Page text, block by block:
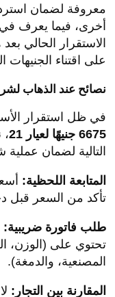
معروفة لضمان
أخرى، فيما يعرف
على اقتناء الجنيهات
نصائح عند الذهاب
في ظل استقرار
6675 جنيهًا لعيار 21
،
التالية لضمان
المتابعة اللحظية:
تأكد من السعر قبل
طلب فاتورة ضريبية:
تحتوي على (الوزن،
المصنعية، والدمغة).
المقارنة بين التجار: